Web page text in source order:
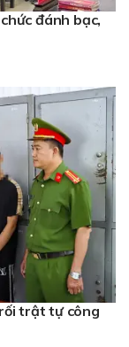
đánh bạc,
trật tự công